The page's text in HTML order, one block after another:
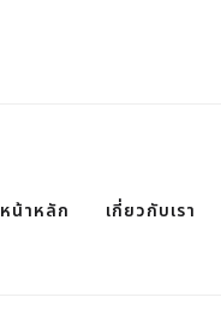
หน้าหลัก เกี่ยวกับเรา